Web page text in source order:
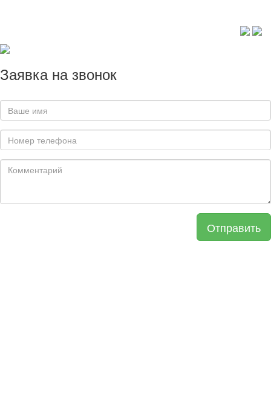
Заявка на звонок
Отправить